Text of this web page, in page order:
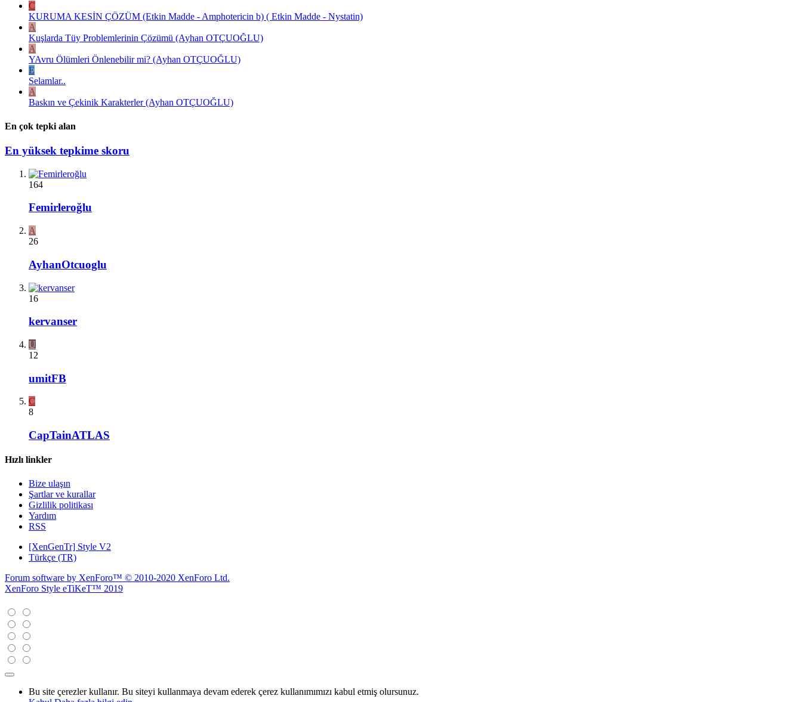
C
KURUMA KESİN ÇÖZÜM (Etkin Madde - Amphotericin b) ( Etkin Madde - Nystatin)
A
Kuşlarda Tüy Problemlerinin Çözümü (Ayhan OTÇUOĞLU)
A
YAvru Ölümleri Önlenebilir mi? (Ayhan OTÇUOĞLU)
E
Selamlar..
A
Baskın ve Çekinik Karakterler (Ayhan OTÇUOĞLU)
En çok tepki alan
En yüksek tepkime skoru
164
Femirleroğlu
A
26
AyhanOtcuoglu
16
kervanser
U
12
umitFB
C
8
CapTainATLAS
Hızlı linkler
Bize ulaşın
Şartlar ve kurallar
Gizlilik politikası
Yardım
RSS
[XenGenTr] Style V2
Türkçe (TR)
Forum software by XenForo™ © 2010-2020 XenForo Ltd.
XenForo Style eTiKeT™ 2019
Bu site çerezler kullanır. Bu siteyi kullanmaya devam ederek çerez kullanımımızı kabul etmiş olursunuz.